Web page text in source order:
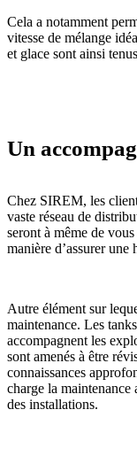
Cela a notamment
vitesse de mélange
et glace sont ainsi
Un
Chez SIREM, les
vaste réseau de
seront à même de
manière d’assurer une
Autre élément sur
maintenance. Les
accompagnent les
sont amenés à être
connaissances
charge la maintenance
des installations.